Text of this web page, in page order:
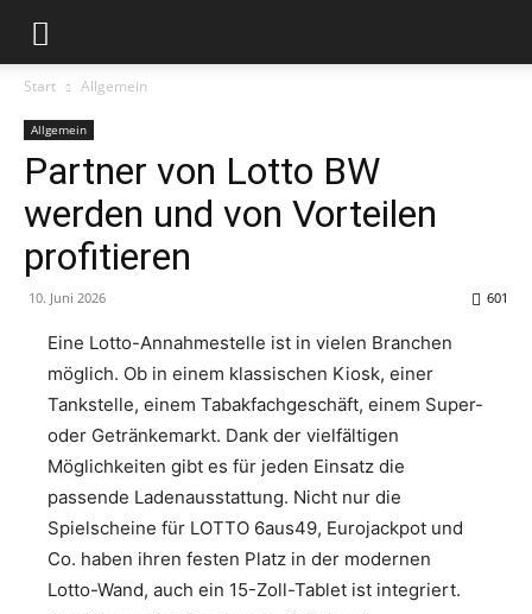
Start Allgemein
Allgemein
Partner von Lotto BW
werden und von Vorteilen
profitieren
10. Juni 2026 601
Eine Lotto-Annahmestelle ist in vielen Branchen
möglich. Ob in einem klassischen Kiosk, einer
Tankstelle, einem Tabakfachgeschäft, einem Super-
oder Getränkemarkt. Dank der vielfältigen
Möglichkeiten gibt es für jeden Einsatz die
passende Ladenausstattung. Nicht nur die
Spielscheine für LOTTO 6aus49, Eurojackpot und
Co. haben ihren festen Platz in der modernen
Lotto-Wand, auch ein 15-Zoll-Tablet ist integriert.